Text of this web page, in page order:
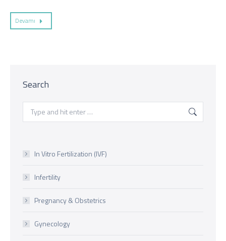
Devamı
Search
Search:
In Vitro Fertilization (IVF)
Infertility
Pregnancy & Obstetrics
Gynecology